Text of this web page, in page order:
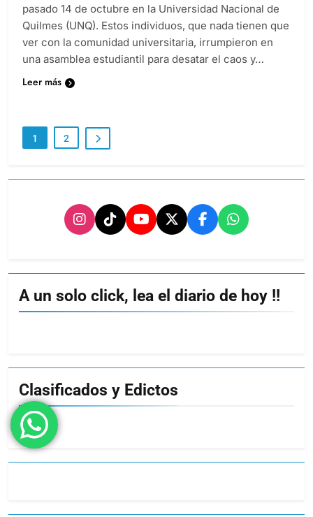
pasado 14 de octubre en la Universidad Nacional de
Quilmes (UNQ). Estos individuos, que nada tienen que
ver con la comunidad universitaria, irrumpieron en
una asamblea estudiantil para desatar el caos y…
Leer más
1 2
A un solo click, lea el diario de hoy !!
Clasificados y Edictos